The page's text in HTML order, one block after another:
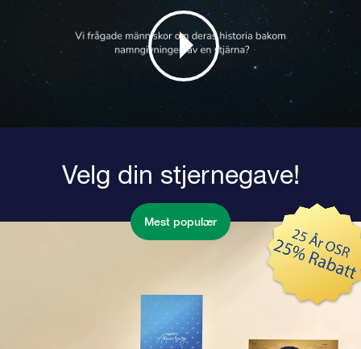
Velg din stjernegave!
Mest populær